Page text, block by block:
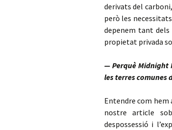
derivats del
però les
depenem tant
propietat privada
— Perquè Midnight
les terres comunes
Entendre com hem
nostre article
despossessió i